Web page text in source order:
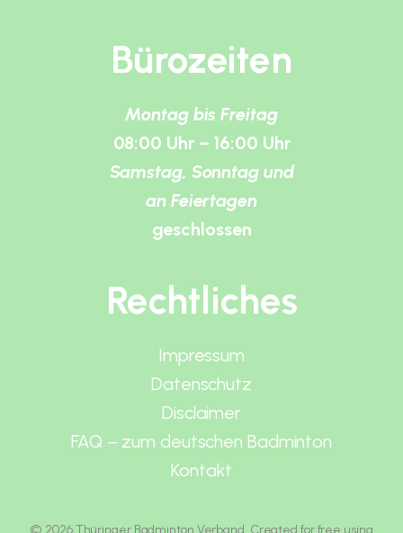
Bürozeiten
Montag bis Freitag
08:00 Uhr – 16:00 Uhr
Samstag, Sonntag und
an Feiertagen
geschlossen
Rechtliches
Impressum
Datenschutz
Disclaimer
FAQ – zum deutschen Badminton
Kontakt
© 2026 Thüringer Badminton Verband. Created for free using